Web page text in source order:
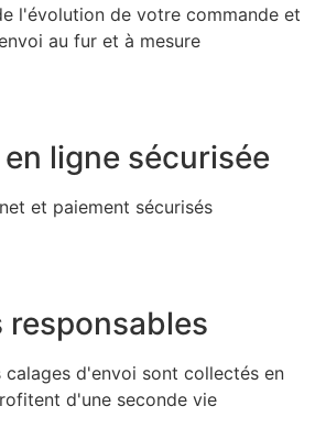
l'évolution de votre commande et
au fur et à mesure
ligne sécurisée
et paiement sécurisés
responsables
calages d'envoi sont collectés en
d'une seconde vie